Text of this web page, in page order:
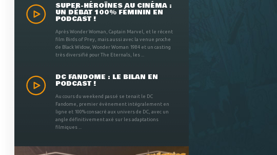
SUPER-HÉROÏNES AU CINÉMA :
UN DÉBAT 100% FÉMININ EN
PODCAST !
Après Wonder Woman, Captain Marvel, et le récent
film Birds of Prey, mais aussi avec la venue proche
de Black Widow, Wonder Woman 1984 et un casting
très diversifié pour The Eternals, les ...
DC FANDOME : LE BILAN EN
PODCAST !
Au cours du weekend passé se tenait le DC
Fandome, premier évènement intégralement en
ligne et 100% consacré aux univers de DC, avec un
angle définitivement axé sur les adaptations
filmiques ...